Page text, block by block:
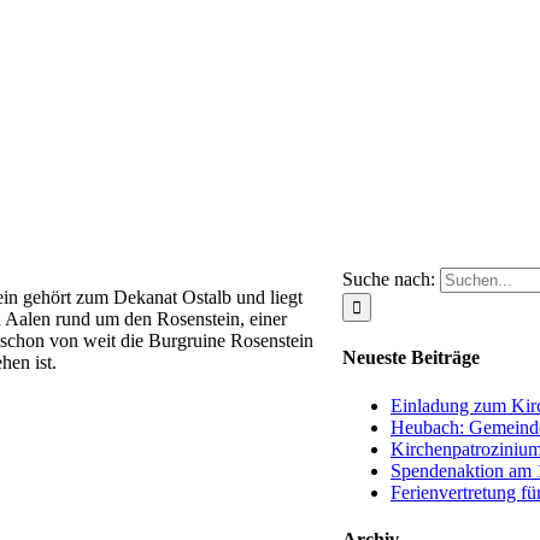
Suche nach:
Neueste Beiträge
Einladung zum
Heubach:
Spendenaktion
Ferienvertretung
gehört zum Dekanat Ostalb und liegt
rund um den Rosenstein, einer
von weit die Burgruine Rosenstein
ist.